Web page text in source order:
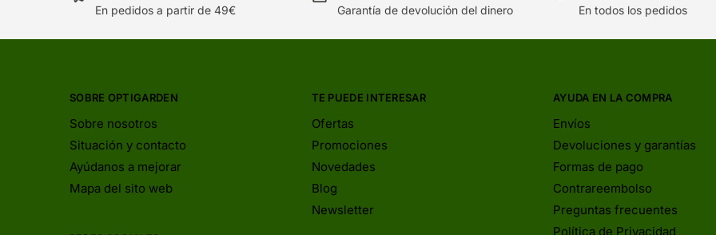
En pedidos a partir de 49€ Garantía de devolución del dinero En todos los pedidos
SOBRE OPTIGARDEN
Sobre nosotros
Situación y contacto
Ayúdanos a mejorar
Mapa del sito web
TE PUEDE INTERESAR
Ofertas
Promociones
Novedades
Blog
Newsletter
AYUDA EN LA COMPRA
Envíos
Devoluciones y garantías
Formas de pago
Contrareembolso
Preguntas frecuentes
Política de Privacidad